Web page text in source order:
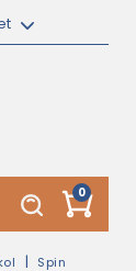
0
Spin